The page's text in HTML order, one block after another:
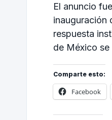
El anuncio
inauguración
respuesta
de México
Comparte esto:
Facebook